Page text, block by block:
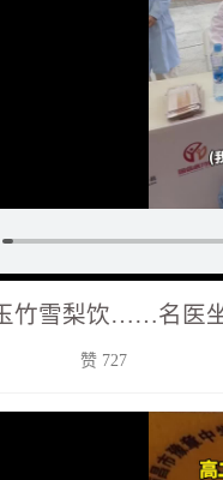
竹雪梨饮……名医
赞 727